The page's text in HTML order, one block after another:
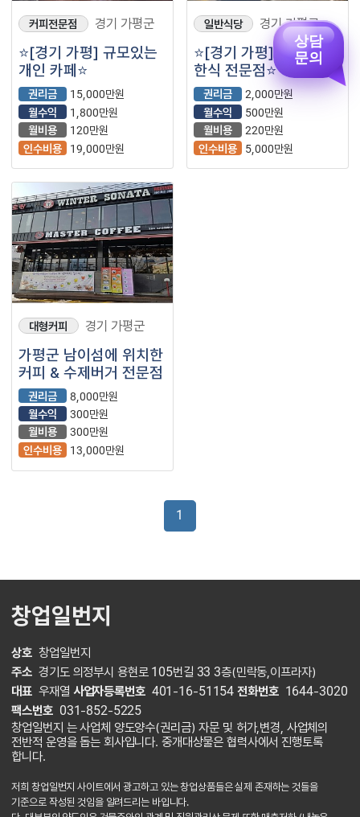
커피전문점 경기 가평군
⭐[경기 가평] 규모있는
개인 카페⭐
권리금
15,000만원
월수익
1,800만원
월비용
120만원
인수비용
19,000만원
일반식당 경기 가평군
⭐[경기 가평] 독채매장
한식 전문점⭐
권리금
2,000만원
월수익
500만원
월비용
220만원
인수비용
5,000만원
대형커피 경기 가평군
가평군 남이섬에 위치한
커피 & 수제버거 전문점
권리금
8,000만원
월수익
300만원
월비용
300만원
인수비용
13,000만원
1
창업일번지
상호 창업일번지
주소 경기도 의정부시 용현로 105번길 33 3층(민락동,이프라자)
대표 우재열 사업자등록번호 401-16-51154 전화번호 1644-3020
팩스번호 031-852-5225
창업일번지 는 사업체 양도양수(권리금) 자문 및 허가,변경, 사업체의
전반적 운영을 돕는 회사입니다. 중개대상물은 협력사에서 진행토록
합니다.
저희 창업일번지 사이트에서 광고하고 있는 창업상품들은 실제 존재하는 것들을
기준으로 작성된 것임을 알려드리는 바입니다.
상담
문의